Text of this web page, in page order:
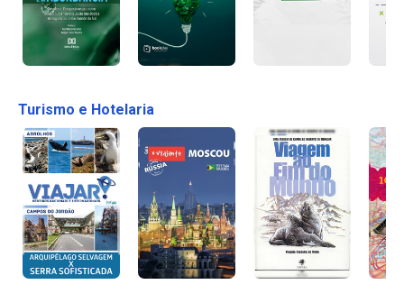
Turismo e Hotelaria